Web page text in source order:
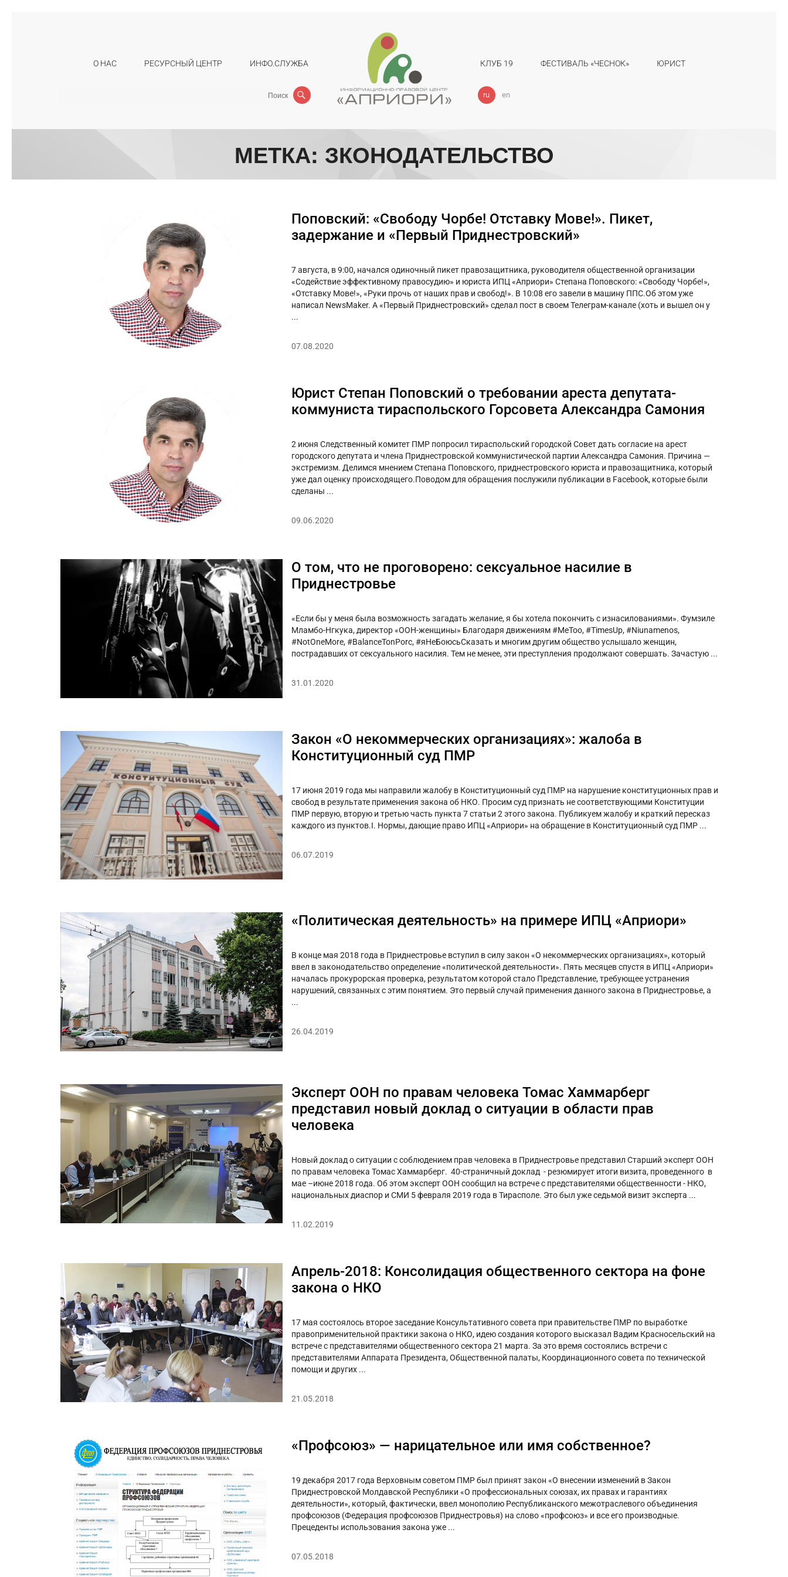
О НАС РЕСУРСНЫЙ ЦЕНТР ИНФО.СЛУЖБА
Поиск
КЛУБ 19 ФЕСТИВАЛЬ «ЧЕСНОК» ЮРИСТ
ru en
МЕТКА: ЗКОНОДАТЕЛЬСТВО
Поповский: «Свободу Чорбе! Отставку Мове!». Пикет,
задержание и «Первый Приднестровский»
7 августа, в 9:00, начался одиночный пикет правозащитника, руководителя общественной организации
«Содействие эффективному правосудию» и юриста ИПЦ «Априори» Степана Поповского: «Свободу Чорбе!»,
«Отставку Мове!», «Руки прочь от наших прав и свобод!». В 10:08 его завели в машину ППС.Об этом уже
написал NewsMaker. А «Первый Приднестровский» сделал пост в своем Телеграм-канале (хоть и вышел он у
...
07.08.2020
Юрист Степан Поповский о требовании ареста депутата-
коммуниста тираспольского Горсовета Александра Самония
2 июня Следственный комитет ПМР попросил тираспольский городской Совет дать согласие на арест
городского депутата и члена Приднестровской коммунистической партии Александра Самония. Причина —
экстремизм. Делимся мнением Степана Поповского, приднестровского юриста и правозащитника, который
уже дал оценку происходящего.Поводом для обращения послужили публикации в Facebook, которые были
сделаны ...
09.06.2020
О том, что не проговорено: сексуальное насилие в
Приднестровье
«Если бы у меня была возможность загадать желание, я бы хотела покончить с изнасилованиями». Фумзиле
Мламбо-Нгкука, директор «ООН-женщины» Благодаря движениям #MeToo, #TimesUp, #Niunamenos,
#NotOneMore, #BalanceTonPorc, #яНеБоюсьСказать и многим другим общество услышало женщин,
пострадавших от сексуального насилия. Тем не менее, эти преступления продолжают совершать. Зачастую ...
31.01.2020
Закон «О некоммерческих организациях»: жалоба в
Конституционный суд ПМР
17 июня 2019 года мы направили жалобу в Конституционный суд ПМР на нарушение конституционных прав и
свобод в результате применения закона об НКО. Просим суд признать не соответствующими Конституции
ПМР первую, вторую и третью часть пункта 7 статьи 2 этого закона. Публикуем жалобу и краткий пересказ
каждого из пунктов.I. Нормы, дающие право ИПЦ «Априори» на обращение в Конституционный суд ПМР ...
06.07.2019
«Политическая деятельность» на примере ИПЦ «Априори»
В конце мая 2018 года в Приднестровье вступил в силу закон «О некоммерческих организациях», который
ввел в законодательство определение «политической деятельности». Пять месяцев спустя в ИПЦ «Априори»
началась прокурорская проверка, результатом которой стало Представление, требующее устранения
нарушений, связанных с этим понятием. Это первый случай применения данного закона в Приднестровье, а
...
26.04.2019
Эксперт ООН по правам человека Томас Хаммарберг
представил новый доклад о ситуации в области прав
человека
Новый доклад о ситуации с соблюдением прав человека в Приднестровье представил Старший эксперт ООН
по правам человека Томас Хаммарберг. 40-страничный доклад - резюмирует итоги визита, проведенного в
мае –июне 2018 года. Об этом эксперт ООН сообщил на встрече с представителями общественности - НКО,
национальных диаспор и СМИ 5 февраля 2019 года в Тирасполе. Это был уже седьмой визит эксперта ...
11.02.2019
Апрель-2018: Консолидация общественного сектора на фоне
закона о НКО
17 мая состоялось второе заседание Консультативного совета при правительстве ПМР по выработке
правоприменительной практики закона о НКО, идею создания которого высказал Вадим Красносельский на
встрече с представителями общественного сектора 21 марта. За это время состоялись встречи с
представителями Аппарата Президента, Общественной палаты, Координационного совета по технической
помощи и других ...
21.05.2018
«Профсоюз» — нарицательное или имя собственное?
19 декабря 2017 года Верховным советом ПМР был принят закон «О внесении изменений в Закон
Приднестровской Молдавской Республики «О профессиональных союзах, их правах и гарантиях
деятельности», который, фактически, ввел монополию Республиканского межотраслевого объединения
профсоюзов (Федерация профсоюзов Приднестровья) на слово «профсоюз» и все его производные.
Прецеденты использования закона уже ...
07.05.2018